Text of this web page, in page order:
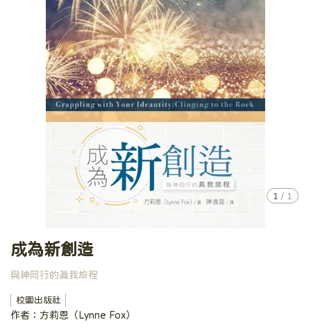
1 / 1
成為新創造
與神同行的真我旅程
校園出版社
作者：方莉恩（Lynne Fox）